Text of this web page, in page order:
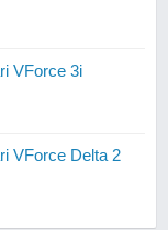
VForce 3i
VForce Delta 2